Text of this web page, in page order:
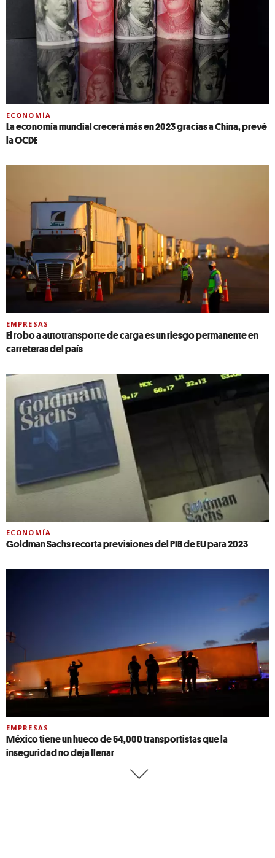
ECONOMÍA
La economía mundial crecerá más en 2023 gracias a China, prevé
la OCDE
EMPRESAS
El robo a autotransporte de carga es un riesgo permanente en
carreteras del país
ECONOMÍA
Goldman Sachs recorta previsiones del PIB de EU para 2023
EMPRESAS
México tiene un hueco de 54,000 transportistas que la
inseguridad no deja llenar